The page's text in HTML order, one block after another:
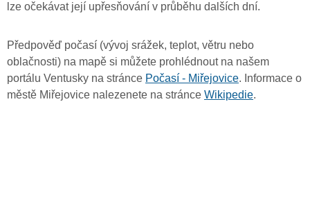
lze očekávat její upřesňování v průběhu dalších dní.
Předpověď počasí (vývoj srážek, teplot, větru nebo
oblačnosti) na mapě si můžete prohlédnout na našem
portálu Ventusky na stránce Počasí - Miřejovice. Informace o
městě Miřejovice nalezenete na stránce Wikipedie.